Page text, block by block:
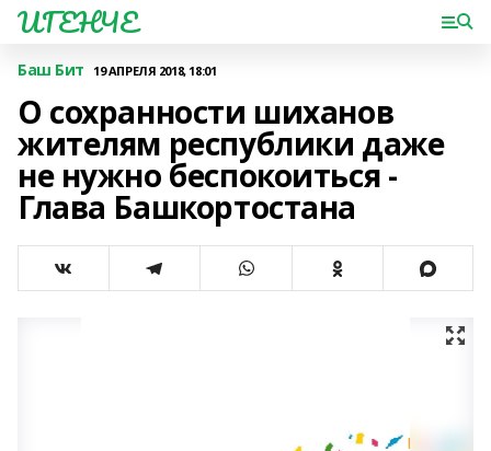
ИГЕНЧЕ
Баш Бит 19 АПРЕЛЯ 2018, 18:01
О сохранности шиханов
жителям республики даже
не нужно беспокоиться -
Глава Башкортостана